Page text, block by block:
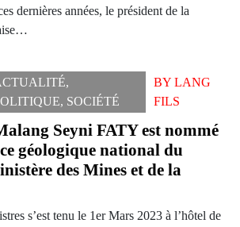
dernières années, le président de la
,
, SOCIÉTÉ
BYLANG
FILS
Seyni FATY est nommé
géologique national du
des Mines et de la
s’est tenu le 1er Mars 2023 à l’hôtel de